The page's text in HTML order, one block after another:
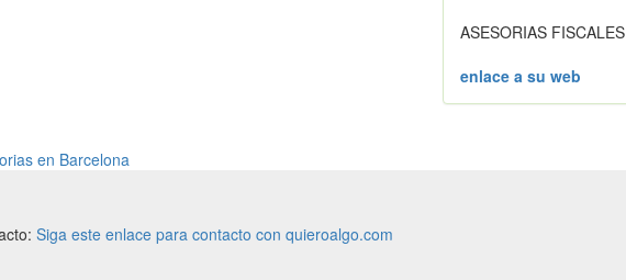
ASESORIAS FISCALES
enlace a su web
en Barcelona
Siga este enlace para contacto con quieroalgo.com